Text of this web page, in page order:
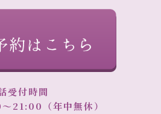
受付時間
21:00（年中無休）